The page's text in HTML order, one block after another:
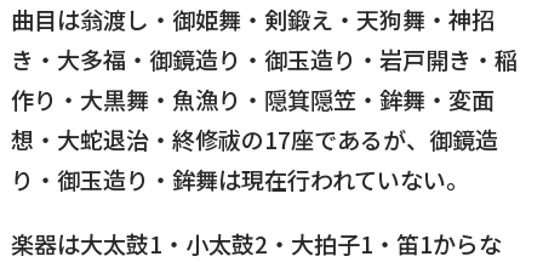
曲目は翁渡し・御姫舞・剣鍛え・天狗舞・神招
き・大多福・御鏡造り・御玉造り・岩戸開き・稲
作り・大黒舞・魚漁り・隠箕隠笠・鉾舞・変面
想・大蛇退治・終修祓の17座であるが、御鏡造
り・御玉造り・鉾舞は現在行われていない。
楽器は大太鼓1・小太鼓2・大拍子1・笛1からな